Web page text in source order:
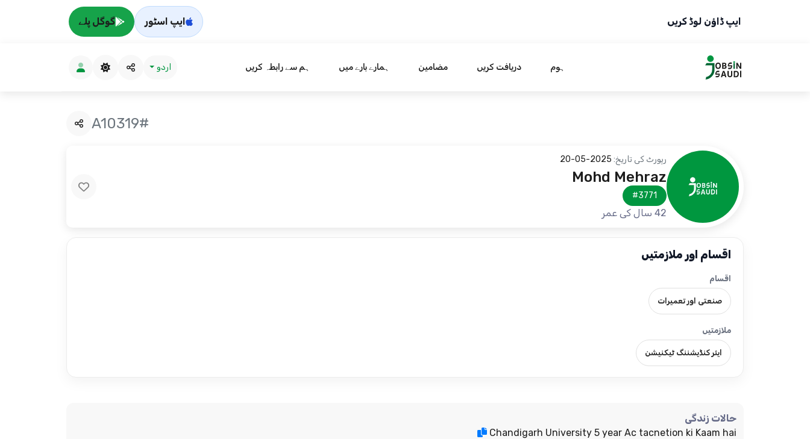
ایپ ڈاؤن لوڈ کریں ایپ اسٹور گوگل پلے
ہوم دریافت کریں مضامین ہمارے بارے میں ہم سے رابطہ کریں اردو
#A10319
رپورٹ کی تاریخ: 2025-05-20
Mohd Mehraz
#3771
42 سال کی عمر
اقسام اور ملازمتیں
اقسام
صنعتی اور تعمیرات
ملازمتیں
ایئر کنڈیشننگ ٹیکنیشن
حالات زندگی
Chandigarh University 5 year Ac tacnetion ki Kaam hai